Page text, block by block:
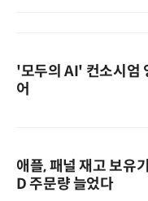
'모두의 AI' 컨소시엄
어
애플, 패널 재고 보유
D 주문량 늘었다